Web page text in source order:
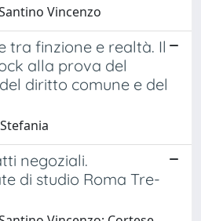
Vincenzo
tra finzione e realtà. Il
alla prova del
diritto comune e del
negoziali.
di studio Roma Tre-